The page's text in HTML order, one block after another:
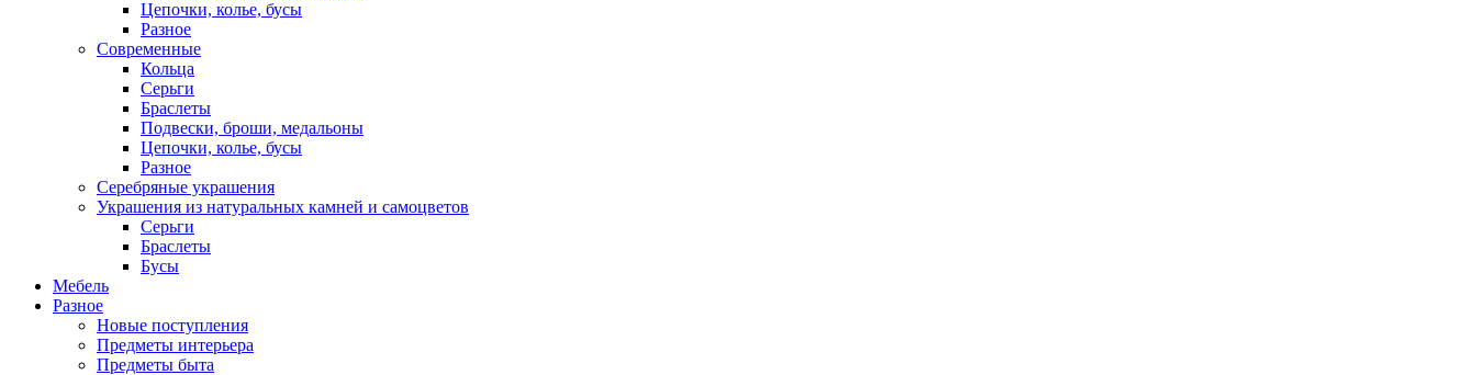
Цепочки, колье, бусы
Разное
Современные
Кольца
Серьги
Браслеты
Подвески, броши, медальоны
Цепочки, колье, бусы
Разное
Серебряные украшения
Украшения из натуральных камней и самоцветов
Серьги
Браслеты
Бусы
Мебель
Разное
Новые поступления
Предметы интерьера
Предметы быта